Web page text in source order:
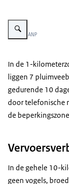
Vergroot afbeelding
Beeld: © ANP
In de 1-
liggen 7
gedurende 10
door telefonische
de
In de gehele 10-
geen vogels,